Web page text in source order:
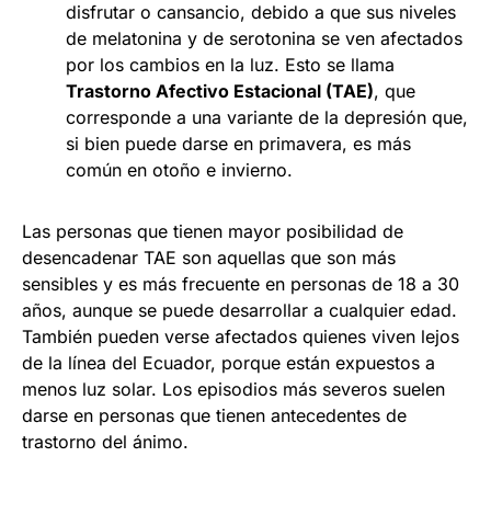
disfrutar o cansancio, debido a que sus niveles
de melatonina y de serotonina se ven afectados
por los cambios en la luz. Esto se llama
Trastorno Afectivo Estacional (TAE), que
corresponde a una variante de la depresión que,
si bien puede darse en primavera, es más
común en otoño e invierno.
Las personas que tienen mayor posibilidad de
desencadenar TAE son aquellas que son más
sensibles y es más frecuente en personas de 18 a 30
años, aunque se puede desarrollar a cualquier edad.
También pueden verse afectados quienes viven lejos
de la línea del Ecuador, porque están expuestos a
menos luz solar. Los episodios más severos suelen
darse en personas que tienen antecedentes de
trastorno del ánimo.